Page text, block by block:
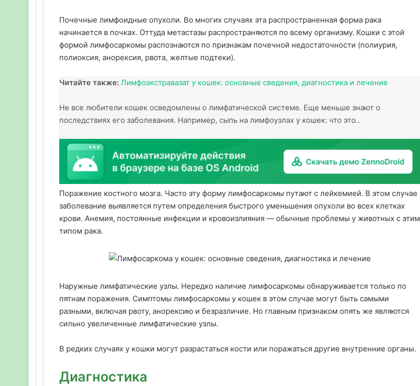
Почечные лимфоидные опухоли. Во многих случаях эта распространенная форма рака
начинается в почках. Оттуда метастазы распространяются по всему организму. Кошки с этой
формой лимфосаркомы распознаются по признакам почечной недостаточности (полиурия,
полиоксия, анорексия, рвота, желтые подтеки).
Читайте также: Лимфоэкстравазат у кошек: основные сведения, диагностика и лечение
Не все любители кошек осведомлены о лимфатической системе. Еще меньше знают о
последствиях его заболевания. Например, сыпь на лимфоузлах у кошек: что это..
Поражение костного мозга. Часто эту форму лимфосаркомы путают с лейкемией. В этом случае
заболевание выявляется путем определения быстрого уменьшения опухоли во всех клетках
крови. Анемия, постоянные инфекции и кровоизлияния — обычные проблемы у животных с этим
типом рака.
Наружные лимфатические узлы. Нередко наличие лимфосаркомы обнаруживается только по
пятнам поражения. Симптомы лимфосаркомы у кошек в этом случае могут быть самыми
разными, включая рвоту, анорексию и безразличие. Но главным признаком опять же являются
сильно увеличенные лимфатические узлы.
В редких случаях у кошки могут разрастаться кости или поражаться другие внутренние органы.
Диагностика